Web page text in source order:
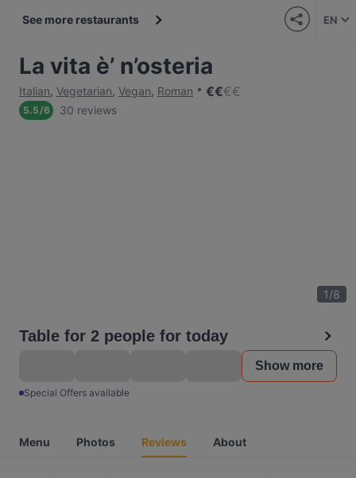
See more restaurants EN
La vita è’ n’osteria
Italian, Vegetarian, Vegan, Roman €€€€
5.5/6 30 reviews
1/8
Table for 2 people for today
Show more
Special Offers available
Menu Photos Reviews About